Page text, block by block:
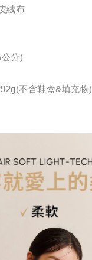
絨布
分)
不含鞋盒&填充物)